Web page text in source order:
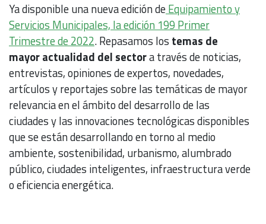
Ya disponible una nueva edición deEquipamiento y
Servicios Municipales, la edición 199 Primer
Trimestre de 2022. Repasamos los temas de
mayor actualidad del sectora través de noticias,
entrevistas, opiniones de expertos, novedades,
artículos y reportajes sobre las temáticas de mayor
relevancia en el ámbito del desarrollo de las
ciudades y las innovaciones tecnológicas disponibles
que se están desarrollando en torno al medio
ambiente, sostenibilidad, urbanismo, alumbrado
público, ciudades inteligentes, infraestructura verde
o eficiencia energética.